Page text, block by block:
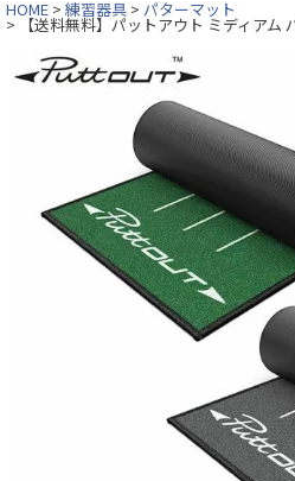
HOME 練習器具 パターマット
【送料無料】パットアウト ミディアム